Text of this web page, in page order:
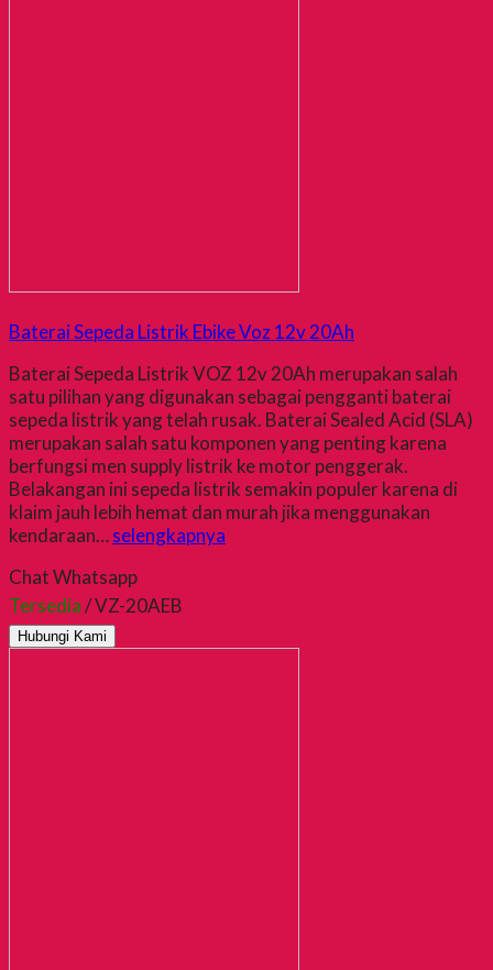
Baterai Sepeda Listrik Ebike Voz 12v 20Ah
Baterai Sepeda Listrik VOZ 12v 20Ah merupakan salah
satu pilihan yang digunakan sebagai pengganti baterai
sepeda listrik yang telah rusak. Baterai Sealed Acid (SLA)
merupakan salah satu komponen yang penting karena
berfungsi men supply listrik ke motor penggerak.
Belakangan ini sepeda listrik semakin populer karena di
klaim jauh lebih hemat dan murah jika menggunakan
kendaraan…selengkapnya
Chat Whatsapp
Tersedia/ VZ-20AEB
Hubungi Kami